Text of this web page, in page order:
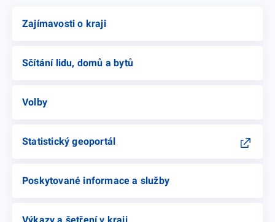
Zajímavosti o kraji
Sčítání lidu, domů a bytů
Volby
Statistický geoportál
Poskytované informace a služby